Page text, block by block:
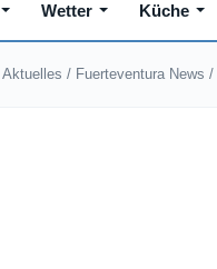
Wetter Küche
Aktuelles / Fuerteventura News /